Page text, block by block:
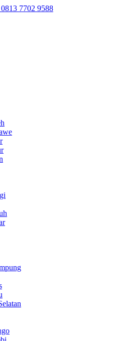
7702 9588
Online
– Cepat di Medan